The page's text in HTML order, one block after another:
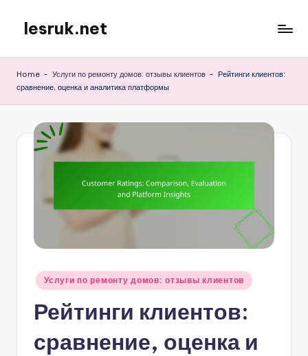
content
lesruk.net
Home - Услуги по ремонту домов: отзывы клиентов - Рейтинги клиентов:
сравнение, оценка и аналитика платформы
Posted
in
Услуги по ремонту домов: отзывы клиентов
Рейтинги клиентов:
сравнение, оценка и